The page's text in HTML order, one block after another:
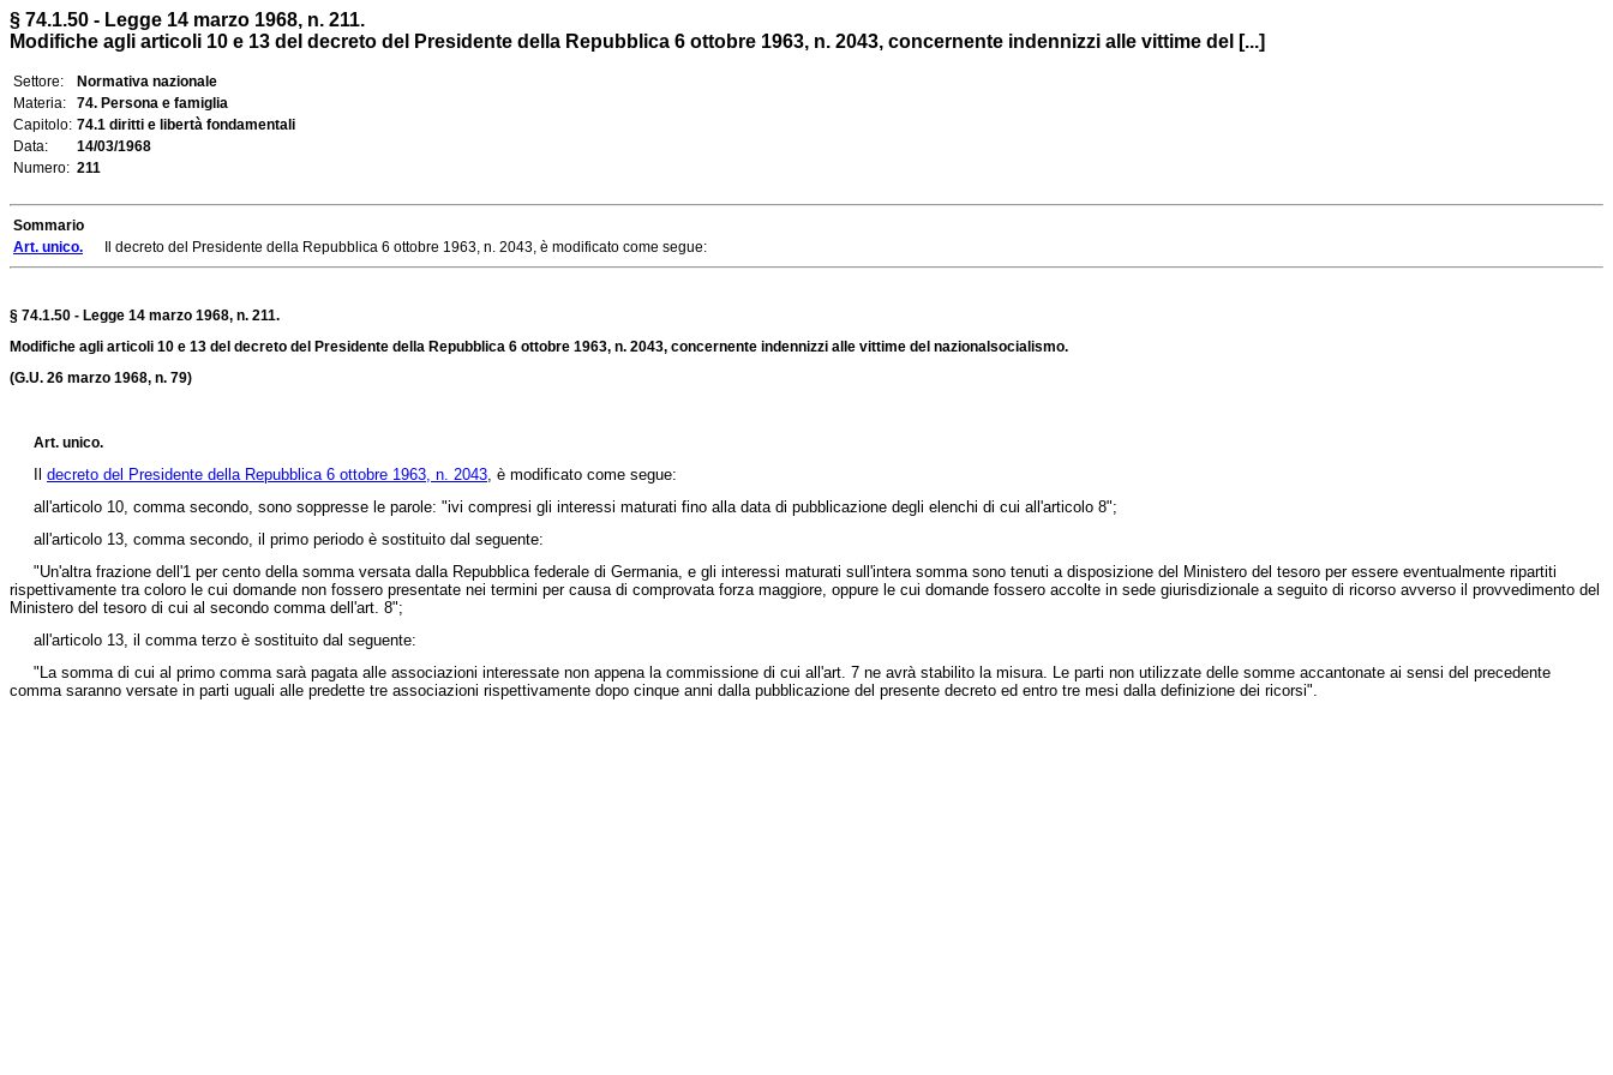
§ 74.1.50 - Legge 14 marzo 1968, n. 211.
Modifiche agli articoli 10 e 13 del decreto del Presidente della Repubblica 6 ottobre 1963, n. 2043, concernente indennizzi alle vittime del [...]
Settore:
Normativa nazionale
Materia:
74. Persona e famiglia
Capitolo: 74.1 diritti e libertà fondamentali
Data:
14/03/1968
Numero: 211
Sommario
Art. unico. Il decreto del Presidente della Repubblica 6 ottobre 1963, n. 2043, è modificato come segue:
§ 74.1.50 - Legge 14 marzo 1968, n. 211.
Modifiche agli articoli 10 e 13 del decreto del Presidente della Repubblica 6 ottobre 1963, n. 2043, concernente indennizzi alle vittime del nazionalsocialismo.
(G.U. 26 marzo 1968, n. 79)
Art. unico.
decreto del Presidente della Repubblica 6 ottobre 1963, n. 2043, è modificato come segue:
all'articolo 10, comma secondo, sono soppresse le parole: "ivi compresi gli interessi maturati fino alla data di pubblicazione degli elenchi di cui all'articolo 8";
all'articolo 13, comma secondo, il primo periodo è sostituito dal seguente:
"Un'altra frazione dell'1 per cento della somma versata dalla Repubblica federale di Germania, e gli interessi maturati sull'intera somma sono tenuti a disposizione del Ministero del tesoro per essere eventualmente ripartiti
rispettivamente tra coloro le cui domande non fossero presentate nei termini per causa di comprovata forza maggiore, oppure le cui domande fossero accolte in sede giurisdizionale a seguito di ricorso avverso il provvedimento del
Ministero del tesoro di cui al secondo comma dell'art. 8";
all'articolo 13, il comma terzo è sostituito dal seguente:
"La somma di cui al primo comma sarà pagata alle associazioni interessate non appena la commissione di cui all'art. 7 ne avrà stabilito la misura. Le parti non utilizzate delle somme accantonate ai sensi del precedente
comma saranno versate in parti uguali alle predette tre associazioni rispettivamente dopo cinque anni dalla pubblicazione del presente decreto ed entro tre mesi dalla definizione dei ricorsi".